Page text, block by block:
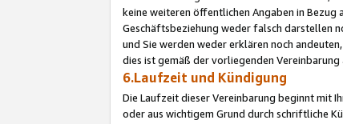
keine weiteren öffentlichen Angaben in Bezug
Geschäftsbeziehung weder falsch darstellen
und Sie werden weder erklären noch
dies ist gemäß der vorliegenden
6.Laufzeit und Kündigung
Die Laufzeit dieser Vereinbarung beginnt mit
oder aus wichtigem Grund durch schriftliche